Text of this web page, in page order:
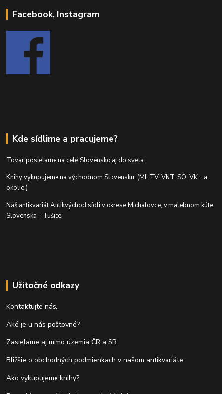
Facebook, Instagram
Kde sídlime a pracujeme?
Tovar posielame na celé Slovensko aj do sveta.
Knihy vykupujeme na východnom Slovensku. (MI, TV, VNT, SO, VK... a
okolie.)
Náš antikvariát Antikvýchod sídli v okrese Michalovce, v malebnom kúte
Slovenska - Tušice.
Užitočné odkazy
Kontaktujte nás.
Aké je u nás poštovné?
Zasielame aj mimo územia ČR a SR.
Bližšie o obchodných podmienkach v našom antikvariáte.
Ako vykupujeme knihy?